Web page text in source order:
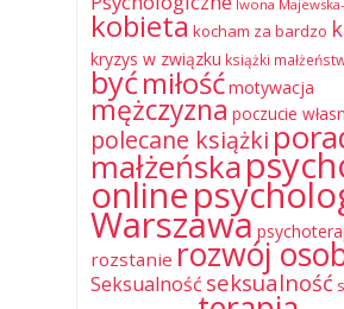
Iwona
kobieta kocham za bardzo
kryzys w związku książki
byćmiłośćmotywacja
mężczyzna poczucie
polecane książki
małżeńska
online
Warszawa
rozstanie rozwój
Seksualność seksualność